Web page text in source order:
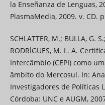
la Enseñanza de Lenguas,
PlasmaMedia, 2009. v. CD.
SCHLATTER, M.; BULLA, G.
RODRÍGUES, M. L. A.
Intercâmbio (CEPI) como
âmbito do Mercosul. In:
Investigadores de Políticas
Córdoba: UNC e AUGM,